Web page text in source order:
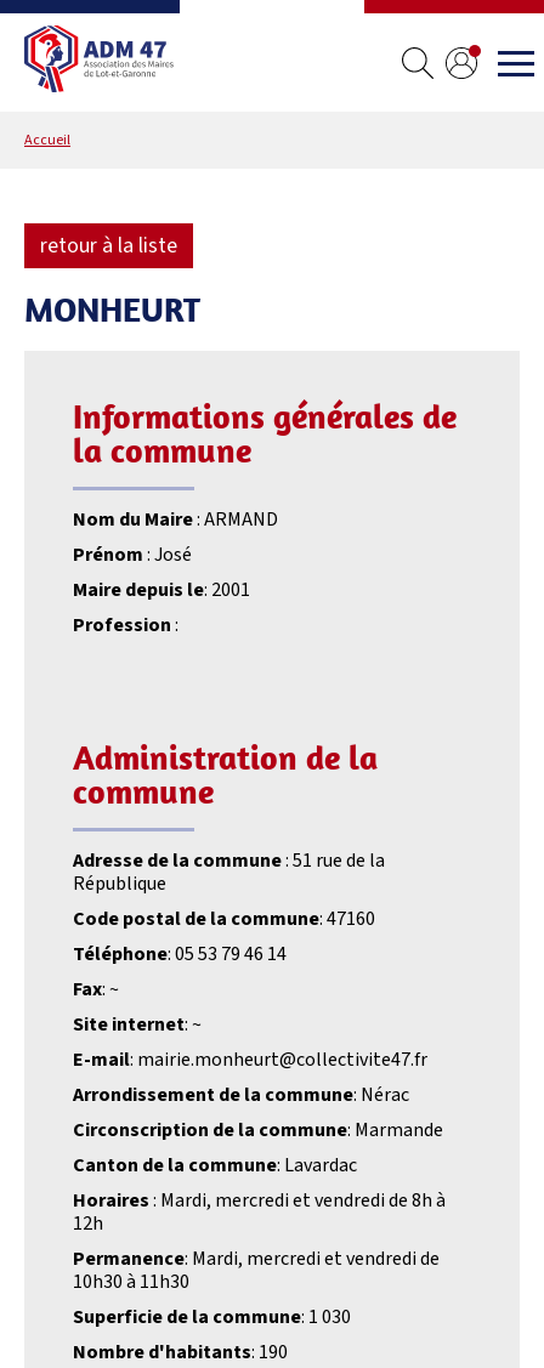
Accueil
retour à la liste
MONHEURT
Informations générales de
la commune
Nom du Maire: ARMAND
Prénom: José
Maire depuis le: 2001
Profession:
Administration de la
commune
Adresse de la commune: 51 rue de la
République
Code postal de la commune: 47160
Téléphone: 05 53 79 46 14
Fax: ~
Site internet: ~
E-mail: mairie.monheurt@collectivite47.fr
Arrondissement de la commune: Nérac
Circonscription de la commune: Marmande
Canton de la commune: Lavardac
Horaires: Mardi, mercredi et vendredi de 8h à
12h
Permanence: Mardi, mercredi et vendredi de
10h30 à 11h30
Superficie de la commune: 1 030
Nombre d'habitants: 190